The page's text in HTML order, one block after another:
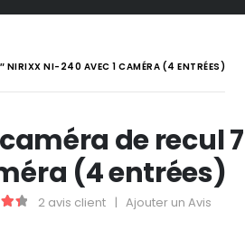
NIRIXX NI-240 AVEC 1 CAMÉRA (4 ENTRÉES)
de recul
(4 entrées)
2 avis client | Ajouter un Avis